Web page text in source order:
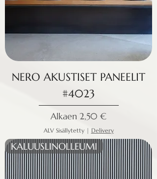
NERO AKUSTISET PANEELIT
#4023
Alkaen 2,50 €
Alehinta
ALV Sisällytetty| Delivery
KALUUSLINOLLEUMI